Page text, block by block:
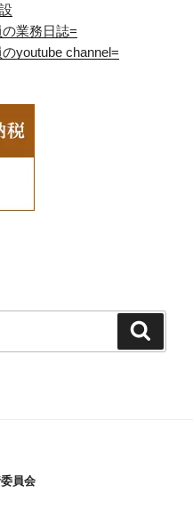
業務日誌=
youtube channel=
員会